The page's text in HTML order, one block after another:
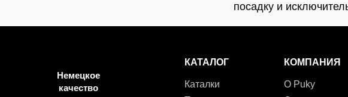
посадку и
Немецкое
качество
КАТАЛОГ
Каталки
КОМПАНИЯ
О Puky